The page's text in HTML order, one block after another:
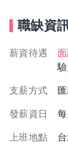
職缺資
薪資待遇
支薪方式
發薪資日
上班地點